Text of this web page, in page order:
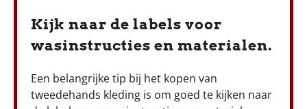
Kijk naar de labels voor
wasinstructies en materialen.
Een belangrijke tip bij het kopen van
tweedehands kleding is om goed te kijken naar